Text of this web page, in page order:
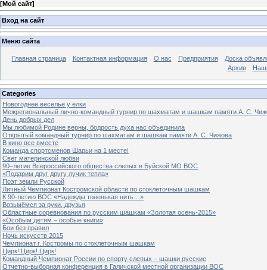
[Мой сайт]
Вход на сайт
Меню сайта
Главная страница Контактная информация О нас Предприятия
Доска
Архив
Categories
Новогоднее веселье у ёлки
Межрегиональный лично-командный турнир по шахматам и шашкам памяти А. С.
День добрых дел
Мы любимой Родине верны, бодрость духа нас объединила
Открытый командный турнир по шахматам и шашкам памяти А. С. Чижова
В кино все вместе
Команда спортсменов Шарьи на 1 месте!
Свет материнской любви
90–летие Всероссийского общества слепых в Буйской МО ВОС
«Подарим друг другу лучик тепла»
Поэт земли Русской
Личный Чемпионат Костромской области по стоклеточным шашкам
К 90-летию ВОС «Надежды тоненькая нить…»
Возьмёмся за руки, друзья
Областные соревнования по русским шашкам «Золотая осень-2015»
«Особым детям – особые книги»
Бои без правил
Ночь искусств 2015
Чемпионат г. Костромы по стоклеточным шашкам
Цирк! Цирк! Цирк!
Командный Чемпионат России по спорту слепых – шашки русские
Отчетно-выборная конференция в Галичской местной организации ВОС